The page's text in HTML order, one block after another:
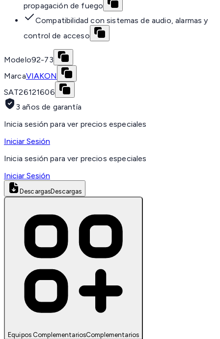
propagación de fuego
Compatibilidad con sistemas de audio, alarmas y
control de acceso
Modelo92-73
MarcaVIAKON
SAT26121606
3 años de garantía
Inicia sesión para ver precios especiales
Iniciar Sesión
Inicia sesión para ver precios especiales
Iniciar Sesión
DescargasDescargas
Equipos ComplementariosComplementarios